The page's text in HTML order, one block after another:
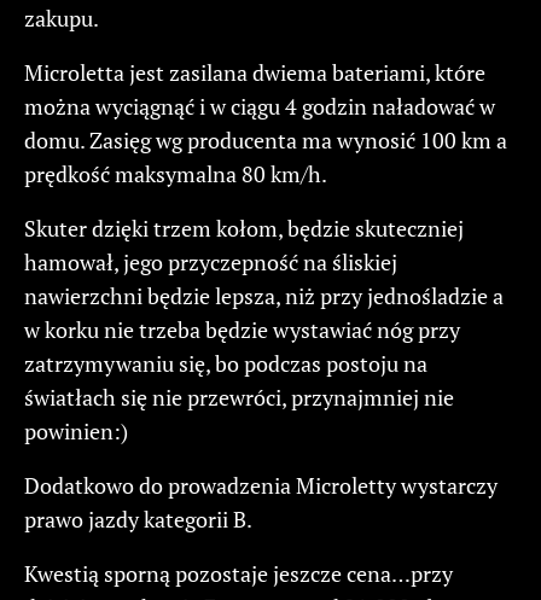
zakupu.
Microletta jest zasilana dwiema bateriami, które
można wyciągnąć i w ciągu 4 godzin naładować w
domu. Zasięg wg producenta ma wynosić 100 km a
prędkość maksymalna 80 km/h.
Skuter dzięki trzem kołom, będzie skuteczniej
hamował, jego przyczepność na śliskiej
nawierzchni będzie lepsza, niż przy jednośladzie a
w korku nie trzeba będzie wystawiać nóg przy
zatrzymywaniu się, bo podczas postoju na
światłach się nie przewróci, przynajmniej nie
powinien:)
Dodatkowo do prowadzenia Microletty wystarczy
prawo jazdy kategorii B.
Kwestią sporną pozostaje jeszcze cena…przy